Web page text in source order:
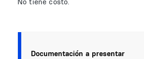
Documentación a presentar